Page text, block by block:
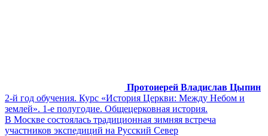
Протоиерей Владислав Цыпин
2-й год обучения. Курс «История Церкви: Между Небом и
землей». 1-е полугодие. Общецерковная история.
В Москве состоялась традиционная зимняя встреча
участников экспедиций на Русский Север